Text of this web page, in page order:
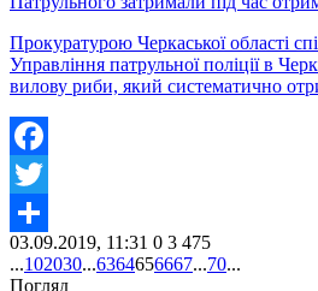
Прокуратурою Черкаської області
Управління патрульної поліції в
вилову риби, який систематично
Facebook
Twitter
Share
03.09.2019, 11:31 0 3 475
...102030...6364656667...70...
Погляд